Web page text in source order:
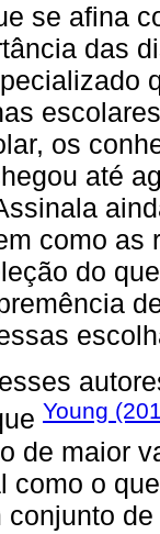
se afina
das
os
até
como as
do
Young
de maior
como o
conjunto